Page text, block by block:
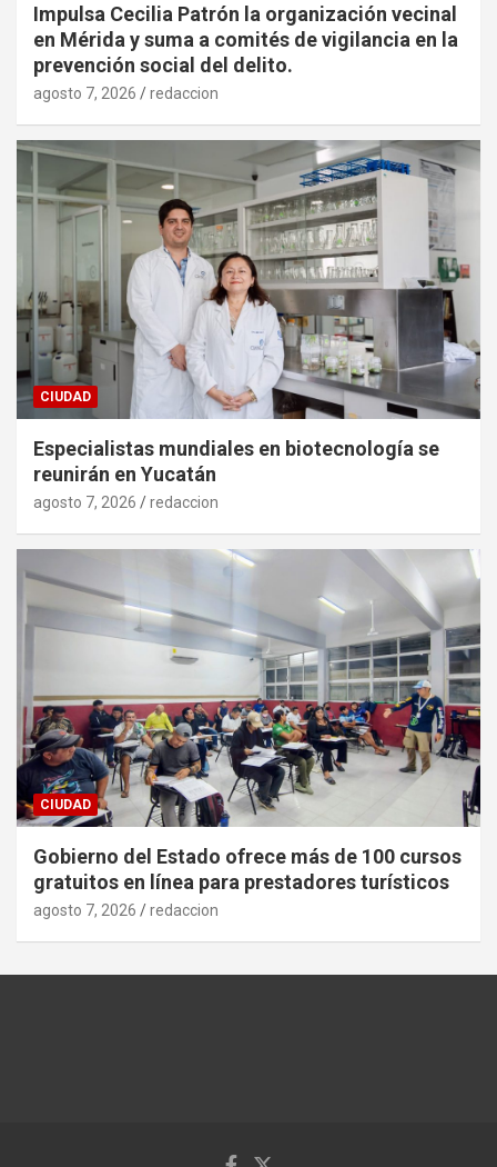
Impulsa Cecilia Patrón la organización vecinal
en Mérida y suma a comités de vigilancia en la
prevención social del delito.
agosto 7, 2026 redaccion
CIUDAD
Especialistas mundiales en biotecnología se
reunirán en Yucatán
agosto 7, 2026 redaccion
CIUDAD
Gobierno del Estado ofrece más de 100 cursos
gratuitos en línea para prestadores turísticos
agosto 7, 2026 redaccion